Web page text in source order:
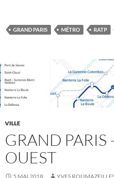
GRAND PARIS MÉTRO RATP
VILLE
GRAND PARIS
OUEST
5 MAI 2018 YVES